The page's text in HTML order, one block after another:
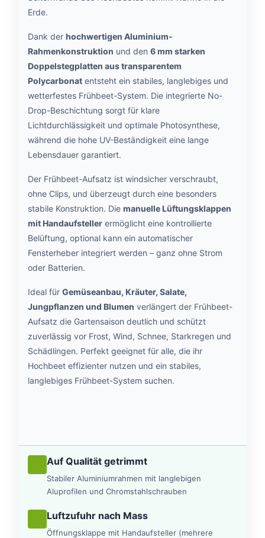
Erde.
Dank derhochwertigen Aluminium-
Rahmenkonstruktion und den6 mm starken
Doppelstegplatten aus transparentem
Polycarbonat entsteht ein stabiles, langlebiges und
wetterfestes Frühbeet-System. Die integrierte No-
Drop-Beschichtung sorgt für klare
Lichtdurchlässigkeit und optimale Photosynthese,
während die hohe UV-Beständigkeit eine lange
Lebensdauer garantiert.
Der Frühbeet-Aufsatz ist windsicher verschraubt,
ohne Clips, und überzeugt durch eine besonders
stabile Konstruktion. Diemanuelle Lüftungsklappen
mit Handaufsteller ermöglicht eine kontrollierte
Belüftung, optional kann ein automatischer
Fensterheber integriert werden – ganz ohne Strom
oder Batterien.
Ideal fürGemüseanbau, Kräuter, Salate,
Jungpflanzen und Blumen verlängert der Frühbeet-
Aufsatz die Gartensaison deutlich und schützt
zuverlässig vor Frost, Wind, Schnee, Starkregen und
Schädlingen. Perfekt geeignet für alle, die ihr
Hochbeet effizienter nutzen und ein stabiles,
langlebiges Frühbeet-System suchen.
Auf Qualität getrimmt
Stabiler Aluminiumrahmen mit langlebigen
Aluprofilen und Chromstahlschrauben
Luftzufuhr nach Mass
Öffnungsklappe mit Handaufsteller (mehrere